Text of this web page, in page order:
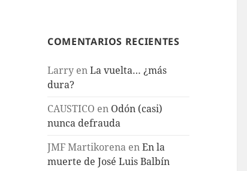
COMENTARIOS RECIENTES
Larry enLa vuelta… ¿más
dura?
CAUSTICO en Odón (casi)
nunca defrauda
JMF Martikorena enEn la
muerte de José Luis Balbín